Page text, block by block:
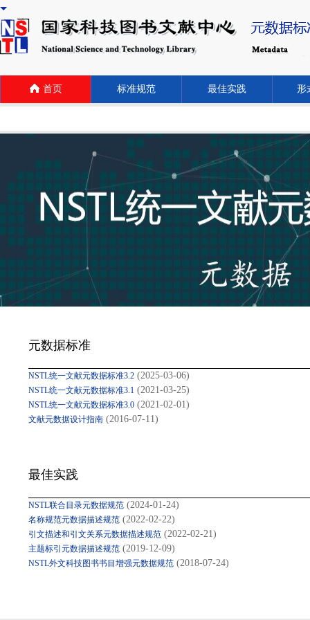
首页 标准规范 最佳实践 形
元数据标准
NSTL统一文献元数据标准3.2 (2025-03-06)
NSTL统一文献元数据标准3.1 (2021-03-25)
NSTL统一文献元数据标准3.0 (2021-02-01)
文献元数据设计指南 (2016-07-11)
最佳实践
NSTL联合目录元数据规范 (2024-01-24)
名称规范元数据描述规范 (2022-02-22)
引文描述和引文关系元数据描述规范 (2022-02-21)
主题标引元数据描述规范 (2019-12-09)
NSTL外文科技图书书目增强元数据规范 (2018-07-24)